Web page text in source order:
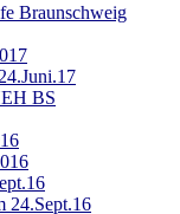
Braunschweig
BS
24.Sept.16